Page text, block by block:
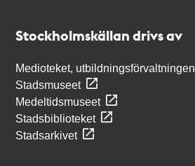
Stockholmskällan drivs av
Medioteket, utbildningsförvaltningen
Stadsmuseet
Medeltidsmuseet
Stadsbiblioteket
Stadsarkivet